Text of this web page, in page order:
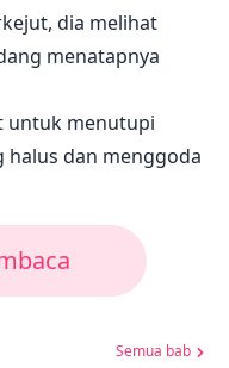
dia melihat
menatapnya
untuk menutupi
halus dan menggoda
Semua bab